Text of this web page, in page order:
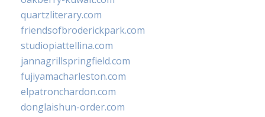
quartzliterary.com
friendsofbroderickpark.com
studiopiattellina.com
jannagrillspringfield.com
fujiyamacharleston.com
elpatronchardon.com
donglaishun-order.com